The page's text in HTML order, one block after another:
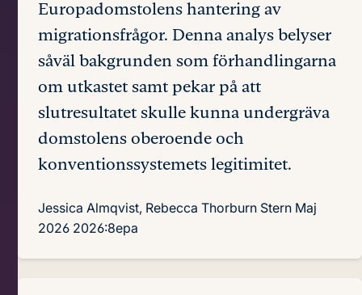
Europadomstolens hantering av
migrationsfrågor. Denna analys belyser
såväl bakgrunden som förhandlingarna
om utkastet samt pekar på att
slutresultatet skulle kunna undergräva
domstolens oberoende och
konventionssystemets legitimitet.
Jessica Almqvist, Rebecca Thorburn Stern Maj
2026 2026:8epa